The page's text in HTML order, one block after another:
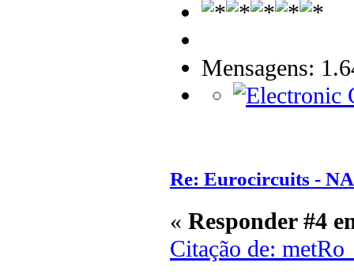
Mensagens:
Re: Eurocircuits -
« Responder #4
Citação de: